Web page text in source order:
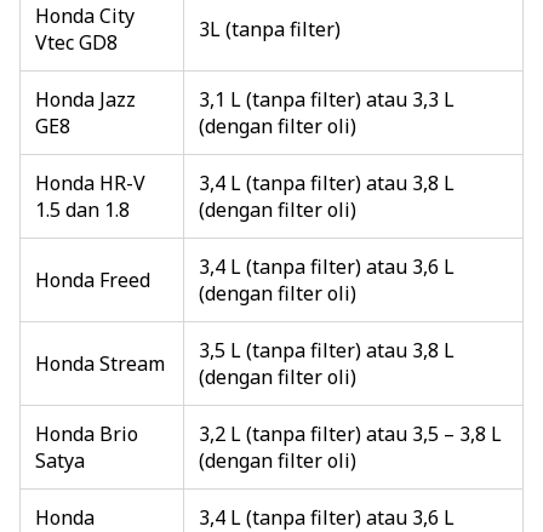
Honda City
Vtec GD8
3L (tanpa filter)
Honda Jazz
GE8
3,1 L (tanpa filter) atau 3,3 L
(dengan filter oli)
Honda HR-V
1.5 dan 1.8
3,4 L (tanpa filter) atau 3,8 L
(dengan filter oli)
Honda Freed
3,4 L (tanpa filter) atau 3,6 L
(dengan filter oli)
Honda Stream
3,5 L (tanpa filter) atau 3,8 L
(dengan filter oli)
Honda Brio
Satya
3,2 L (tanpa filter) atau 3,5 – 3,8 L
(dengan filter oli)
Honda
3,4 L (tanpa filter) atau 3,6 L